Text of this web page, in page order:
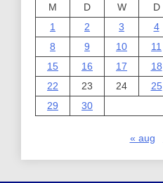
M
D W D
1
2 3 4
8
9 10 11
15
16 17 18
22
23 24 25
29
30
« aug